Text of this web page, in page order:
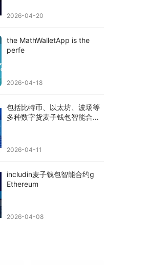
2026-04-20
the MathWalletApp is the
perfe
2026-04-18
包括比特币、以太坊、波场等
多种数字货麦子钱包智能合约
2026-04-11
includin麦子钱包智能合约g
Ethereum
2026-04-08